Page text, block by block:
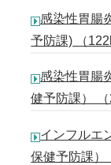
感染性胃腸
予防課) （
感染性胃腸
健予防課）
インフルエ
保健予防課）